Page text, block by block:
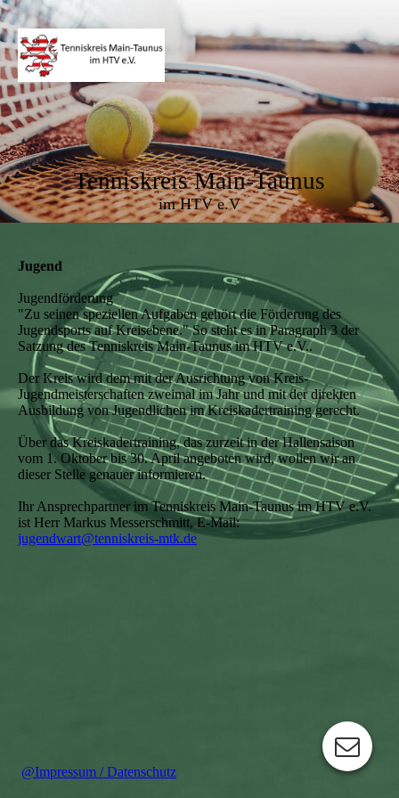
Tenniskreis Main-Taunus
im HTV e.V
Jugend
Jugendförderung
"Zu seinen speziellen Aufgaben gehört die Förderung des
Jugendsports auf Kreisebene." So steht es in Paragraph 3 der
Satzung des Tenniskreis Main-Taunus im HTV e.V..
Der Kreis wird dem mit der Ausrichtung von Kreis-
Jugendmeisterschaften zweimal im Jahr und mit der direkten
Ausbildung von Jugendlichen im Kreiskadertraining gerecht.
Über das Kreiskadertraining, das zurzeit in der Hallensaison
vom 1. Oktober bis 30. April angeboten wird, wollen wir an
dieser Stelle genauer informieren.
Ihr Ansprechpartner im Tenniskreis Main-Taunus im HTV e.V.
ist Herr Markus Messerschmitt, E-Mail:
jugendwart@tenniskreis-mtk.de
@Impressum / Datenschutz